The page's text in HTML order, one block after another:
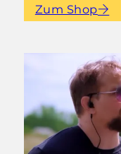
Zum Shop